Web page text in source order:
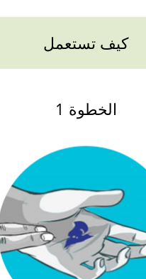
كيف تستعمل
الخطوة 1